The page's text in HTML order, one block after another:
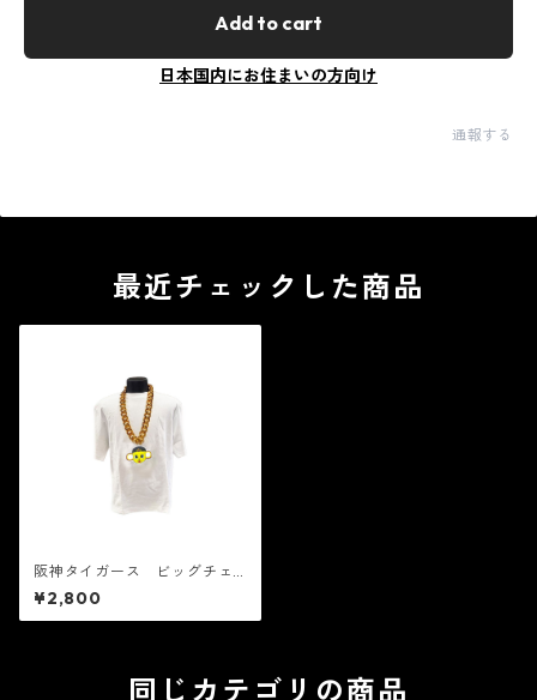
Add to cart
日本国内にお住まいの方向け
通報する
最近チェックした商品
阪神タイガース ビッグチェ
ーン キー太ライト TG-39GL
¥2,800
同じカテゴリの商品